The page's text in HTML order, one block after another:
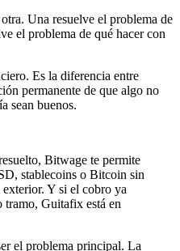
Una resuelve el problema de
el problema de qué hacer con
Es la diferencia entre
permanente de que algo no
sean buenos.
Bitwage te permite
stablecoins o Bitcoin sin
exterior. Y si el cobro ya
tramo, Guitafix está en
el problema principal. La